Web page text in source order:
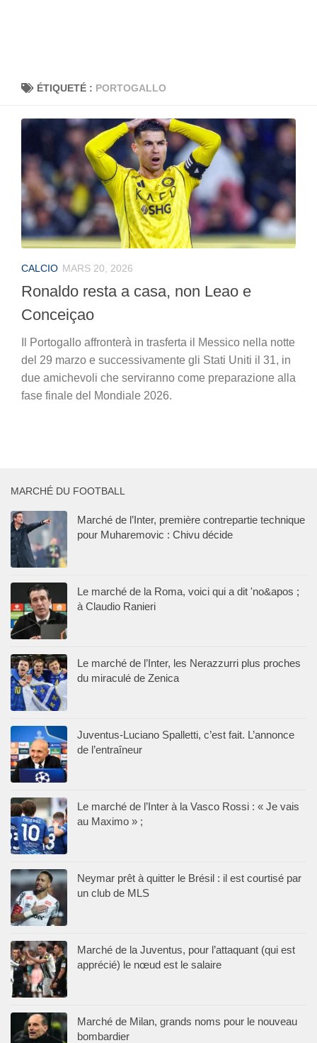
ÉTIQUETÉ : PORTOGALLO
CALCIO MARS 20, 2026
Ronaldo resta a casa, non Leao e
Conceiçao
Il Portogallo affronterà in trasferta il Messico nella notte
del 29 marzo e successivamente gli Stati Uniti il 31, in
due amichevoli che serviranno come preparazione alla
fase finale del Mondiale 2026.
MARCHÉ DU FOOTBALL
Marché de l’Inter, première contrepartie technique
pour Muharemovic : Chivu décide
Le marché de la Roma, voici qui a dit 'no&apos ;
à Claudio Ranieri
Le marché de l’Inter, les Nerazzurri plus proches
du miraculé de Zenica
Juventus-Luciano Spalletti, c’est fait. L’annonce
de l’entraîneur
Le marché de l’Inter à la Vasco Rossi : « Je vais
au Maximo » ;
Neymar prêt à quitter le Brésil : il est courtisé par
un club de MLS
Marché de la Juventus, pour l’attaquant (qui est
apprécié) le nœud est le salaire
Marché de Milan, grands noms pour le nouveau
bombardier